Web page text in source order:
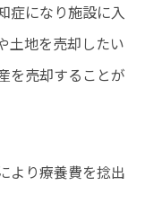
症になり施設に入
土地を売却したい
を売却することが
より療養費を捻出